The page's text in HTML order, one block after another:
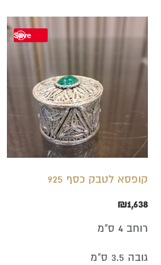
Save
קופסא לטבק כסף 925
₪1,638
רוחב 4 ס"מ
גובה 3.5 ס"מ